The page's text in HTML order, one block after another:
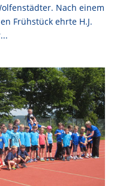
Nach einem
Frühstück ehrte H.J.